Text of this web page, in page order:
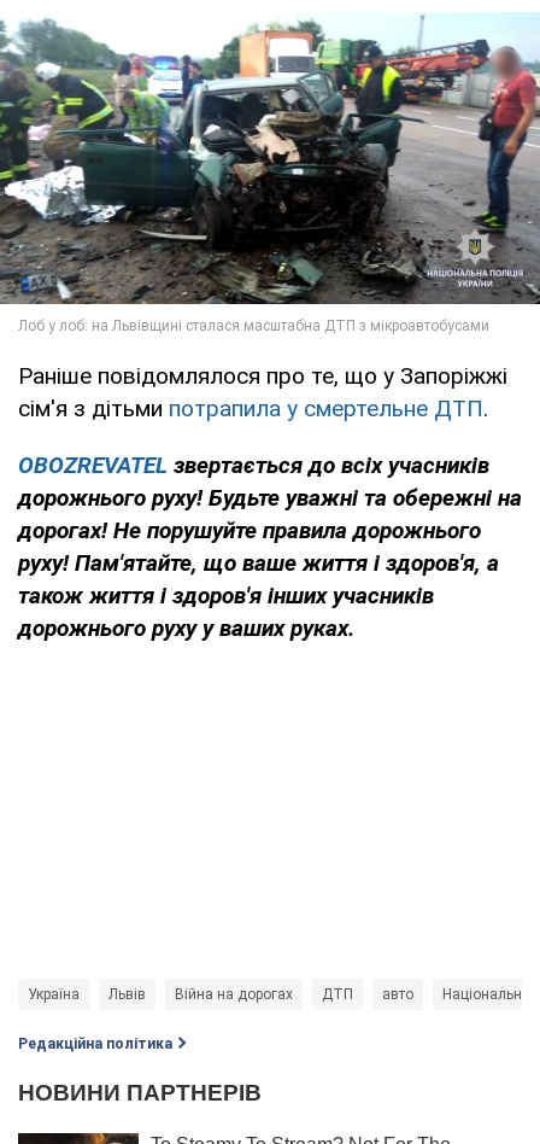
Раніше повідомлялося про те, що у Запоріжжі
сім'я з дітьми потрапила у смертельне ДТП.
OBOZREVATEL звертається до всіх учасників
дорожнього руху! Будьте уважні та обережні на
дорогах! Не порушуйте правила дорожнього
руху! Пам'ятайте, що ваше життя і здоров'я, а
також життя і здоров'я інших учасників
дорожнього руху у ваших руках.
Україна Львів Війна на дорогах ДТП авто Національна
Редакційна політика